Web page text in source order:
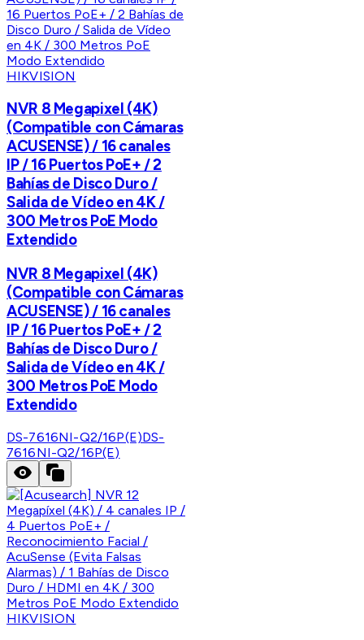
HIKVISION
NVR 8 Megapixel (4K)
(Compatible con Cámaras
ACUSENSE) / 16 canales
IP / 16 Puertos PoE+ / 2
Bahías de Disco Duro /
Salida de Vídeo en 4K /
300 Metros PoE Modo
Extendido
NVR 8 Megapixel (4K)
(Compatible con Cámaras
ACUSENSE) / 16 canales
IP / 16 Puertos PoE+ / 2
Bahías de Disco Duro /
Salida de Vídeo en 4K /
300 Metros PoE Modo
Extendido
DS-7616NI-Q2/16P(E)DS-
7616NI-Q2/16P(E)
HIKVISION